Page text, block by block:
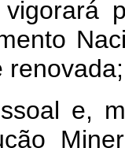
renovada;
e,